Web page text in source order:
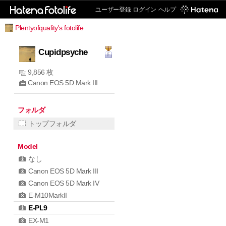
ユーザー登録 ログイン ヘルプ
Plentyofquality's fotolife
Cupidpsyche
9,856 枚
Canon EOS 5D Mark III
フォルダ
トップフォルダ
Model
なし
Canon EOS 5D Mark III
Canon EOS 5D Mark IV
E-M10MarkII
E-PL9
EX-M1